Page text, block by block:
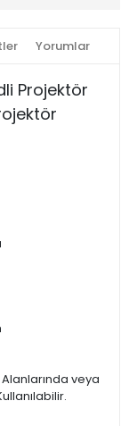
Yorumlar
Projektör
veya